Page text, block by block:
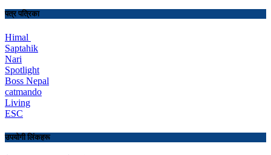
पत्र पत्रिका
Himal
Saptahik
Nari
Spotlight
Boss Nepal
catmando
Living
ESC
उपयोगी लिंकहरू